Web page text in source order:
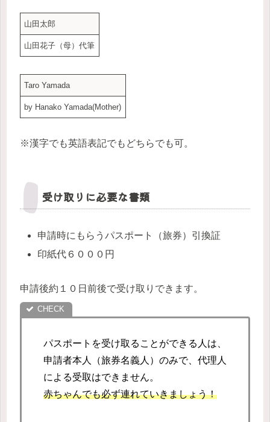
山田太郎
山田花子（母）代筆
Taro Yamada
by Hanako Yamada(Mother)
※漢字でも英語表記でもどちらでも可。
受け取りに必要な書類
申請時にもらうパスポート（旅券）引換証
印紙代６０００円
申請後約１０日前後で受け取りできます。
パスポートを受け取ることができる人は、
申請者本人（旅券名義人）のみで、代理人
による受取はできません。
赤ちゃんでも必ず連れていきましょう！